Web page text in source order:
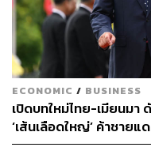
อนุทิน ชาญวีรกูล
รัฐบาลอนุทิน
ECONOMIC / BUSINESS
เปิดบทใหม่ไทย-เมียนมา
‘เส้นเลือดใหญ่’ ค้าชายแ